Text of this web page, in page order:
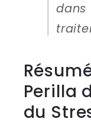
dans
Perilla
du